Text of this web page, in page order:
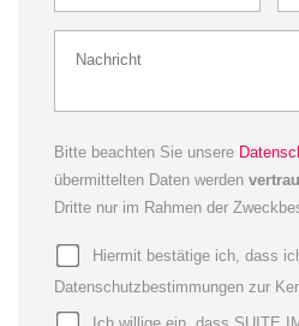
Bitte beachten Sie unsere
übermittelten Daten werden
Dritte nur im Rahmen der
Hiermit bestätige ich, dass
Datenschutzbestimmungen zur